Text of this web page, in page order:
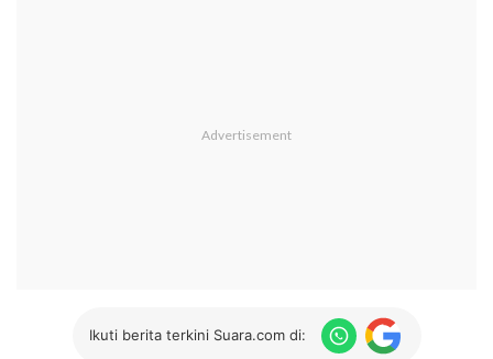
Ikuti berita terkini Suara.com di: